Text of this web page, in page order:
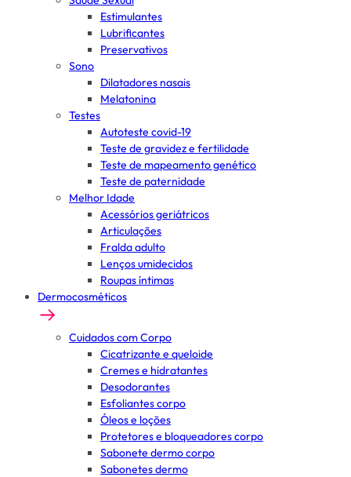
Estimulantes
Lubrificantes
Preservativos
Sono
Dilatadores nasais
Melatonina
Testes
Autoteste covid-19
Teste de gravidez e fertilidade
Teste de mapeamento genético
Teste de paternidade
Melhor Idade
Acessórios geriátricos
Articulações
Fralda adulto
Lenços umidecidos
Roupas íntimas
Dermocosméticos
Cuidados com Corpo
Cicatrizante e queloide
Cremes e hidratantes
Desodorantes
Esfoliantes corpo
Óleos e loções
Protetores e bloqueadores corpo
Sabonete dermo corpo
Sabonetes dermo